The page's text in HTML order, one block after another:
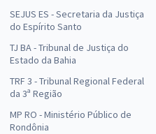
SEJUS ES - Secretaria da Justiça
do Espírito Santo
TJ BA - Tribunal de Justiça do
Estado da Bahia
TRF 3 - Tribunal Regional Federal
da 3ª Região
MP RO - Ministério Público de
Rondônia